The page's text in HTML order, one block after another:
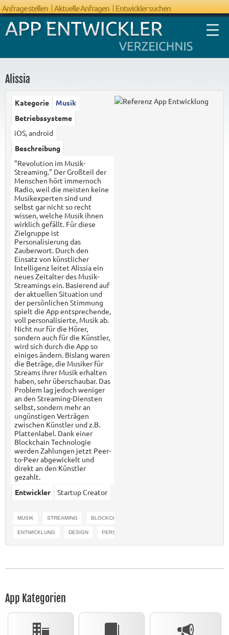
Anfrage stellen Aktuelle Anfragen Entwickler suchen
Alissia
Kategorie
Musik
Betriebssysteme
iOS, android
Beschreibung
"Revolution im Musik-
Streaming." Der Großteil der
Menschen hört immernoch
Radio, weil die meisten keine
Musikexperten sind und
selbst gar nicht so recht
wissen, welche Musik ihnen
wirklich gefällt. Für diese
Zielgruppe ist
Personalisierung das
Zauberwort. Durch den
Einsatz von künstlicher
Intelligenz leitet Alissia ein
neues Zeitalter des Musik-
Streamings ein. Basierend auf
der aktuellen Situation und
der persönlichen Stimmung
spielt die App entsprechende,
voll personalisierte, Musik ab.
Nicht nur für die Hörer,
sondern auch für die Künstler,
wird sich durch die App so
einiges ändern. Bislang waren
die Beträge, die Musiker für
Streams ihrer Musik erhalten
haben, sehr überschaubar. Das
Problem lag jedoch weniger
an den Streaming-Diensten
selbst, sondern mehr an
ungünstigen Verträgen
zwischen Künstler und z.B.
Plattenlabel. Dank einer
Blockchain Technologie
werden Zahlungen jetzt Peer-
to-Peer abgewickelt und
direkt an den Künstler
gezahlt.
Entwickler
Startup Creator
MUSIK STREAMING BLOCKCHAIN
ENTWICKLUNG DESIGN PERSONALISIERT
App Kategorien